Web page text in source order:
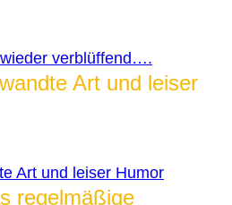
verblüffend….
Art und leiser
Art und leiser Humor
regelmäßige